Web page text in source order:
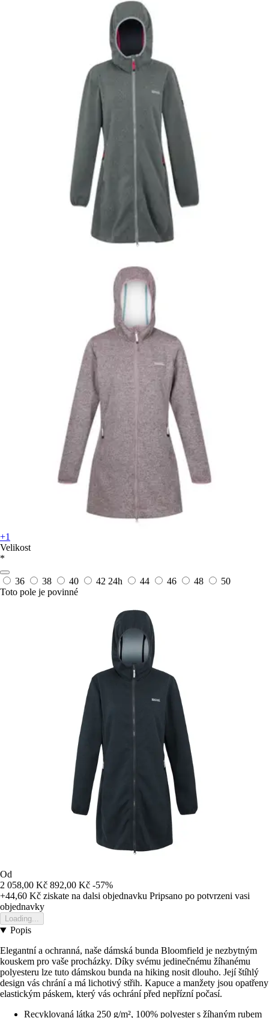
+1
Velikost
*
36 38 40 42 24h 44 46 48
50
Toto pole je povinné
Od
2 058,00 Kč 892,00 Kč -57%
+44,60 Kč ziskate na dalsi objednavku Pripsano po potvrzeni vasi
objednavky
Loading...
Popis
Elegantní a ochranná, naše dámská bunda Bloomfield je nezbytným
kouskem pro vaše procházky. Díky svému jedinečnému žíhanému
polyesteru lze tuto dámskou bunda na hiking nosit dlouho. Její štíhlý
design vás chrání a má lichotivý střih. Kapuce a manžety jsou opatřeny
elastickým páskem, který vás ochrání před nepřízní počasí.
Recyklovaná látka 250 g/m², 100% polyester s žíhaným rubem